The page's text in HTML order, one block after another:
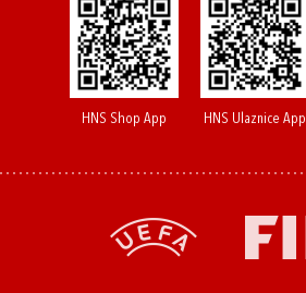
HNS Shop App HNS Ulaznice App